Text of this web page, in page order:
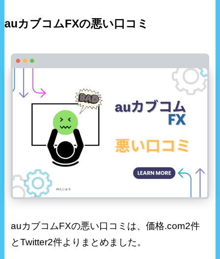
auカブコムFXの悪い口コミ
auカブコムFXの悪い口コミは、価格.com2件
とTwitter2件よりまとめました。